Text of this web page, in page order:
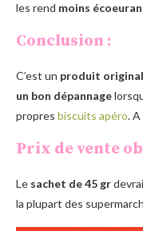
les rend moins
Conclusion :
C’est un produit original
un bon dépannage
propres biscuits apéro.
Prix de vente
Le sachet de 45 gr
la plupart des